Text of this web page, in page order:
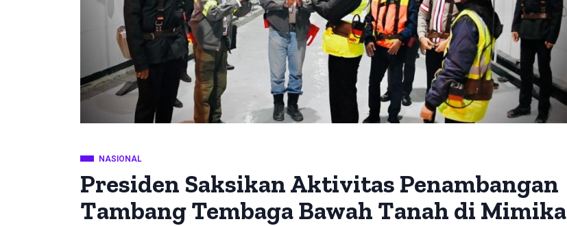
NASIONAL
Presiden Saksikan Aktivitas Penambangan
Tambang Tembaga Bawah Tanah di Mimika